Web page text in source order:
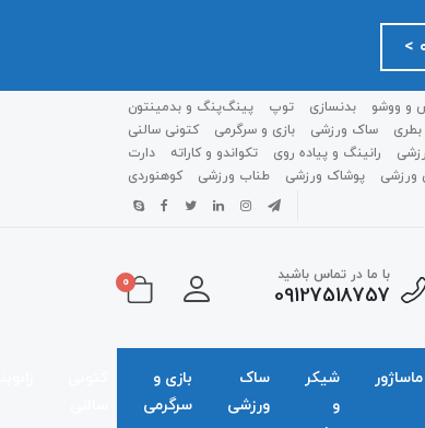
و ووشو بدنسازی توپ
پینگ‌پنگ و بدمينتون
ساک ورزشی بازی و سرگرمی
کتونی سالنی
رانینگ و پیاده روی تکواندو و کاراته
دارت
ورزشی
پوشاک ورزشی طناب ورزشی کوهنوردی
با ما در تماس باشید
09127518757
0
ماساژور
شیکر
و
ساک
ورزشی
بازی و
سرگرمی